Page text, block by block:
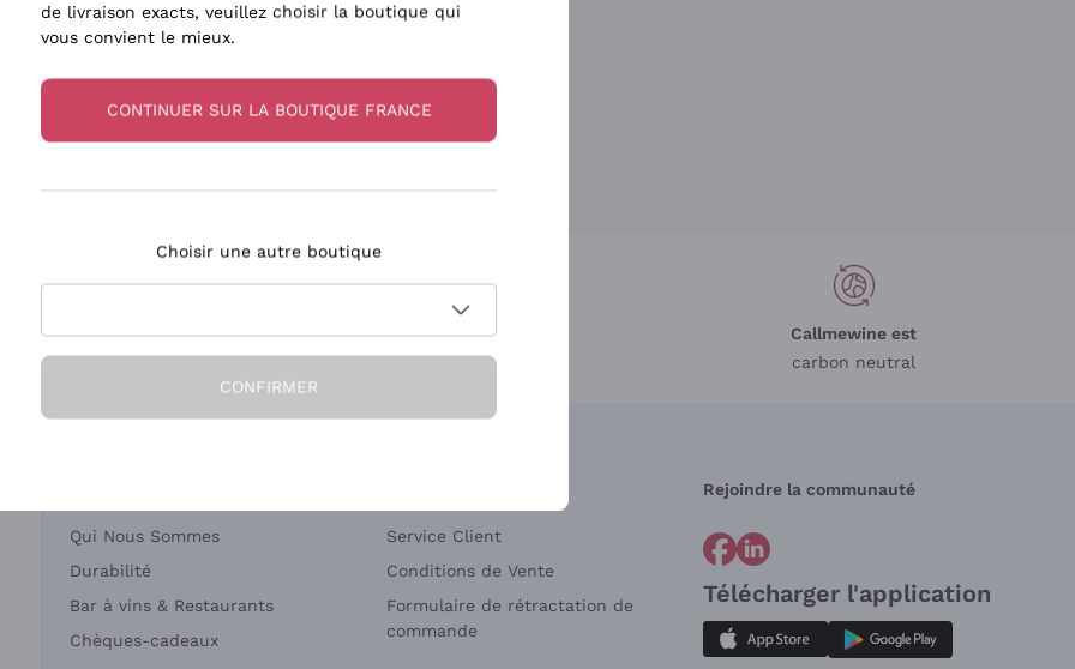
Ceretto
en 2-4 jours
en France
Paiement
en 3 fois
Callmewine est
carbon neutral
Qui Nous Sommes
Durabilité
Bar à vins & Restaurants
Chèques-cadeaux
Service Client
Conditions de Vente
Formulaire de rétractation de
commande
Rejoindre la communauté
Télécharger l'application
de livraison exacts, veuillez choisir la boutique qui
vous convient le mieux.
CONTINUER SUR LA BOUTIQUE FRANCE
Choisir une autre boutique
CONFIRMER